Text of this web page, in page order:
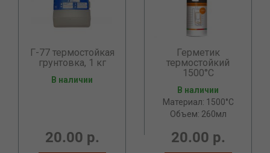
Г-77 термостойкая
грунтовка, 1 кг
В наличии
20.00 р.
Герметик
термостойкий
1500°C
В наличии
Материал: 1500°C
Объем: 260мл
20.00 р.